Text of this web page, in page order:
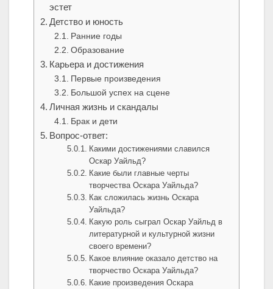
эстет
Детство и юность
Ранние годы
Образование
Карьера и достижения
Первые произведения
Большой успех на сцене
Личная жизнь и скандалы
Брак и дети
Вопрос-ответ:
Какими достижениями славился
Оскар Уайльд?
Какие были главные черты
творчества Оскара Уайльда?
Как сложилась жизнь Оскара
Уайльда?
Какую роль сыграл Оскар Уайльд в
литературной и культурной жизни
своего времени?
Какое влияние оказало детство на
творчество Оскара Уайльда?
Какие произведения Оскара